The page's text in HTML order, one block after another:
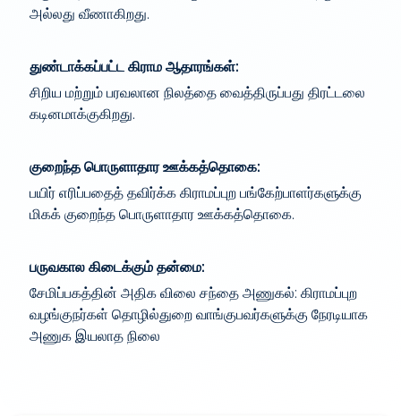
அல்லது வீணாகிறது.
துண்டாக்கப்பட்ட கிராம ஆதாரங்கள்:
சிறிய மற்றும் பரவலான நிலத்தை வைத்திருப்பது திரட்டலை
கடினமாக்குகிறது.
குறைந்த பொருளாதார ஊக்கத்தொகை:
பயிர் எரிப்பதைத் தவிர்க்க கிராமப்புற பங்கேற்பாளர்களுக்கு
மிகக் குறைந்த பொருளாதார ஊக்கத்தொகை.
பருவகால கிடைக்கும் தன்மை:
சேமிப்பகத்தின் அதிக விலை சந்தை அணுகல்: கிராமப்புற
வழங்குநர்கள் தொழில்துறை வாங்குபவர்களுக்கு நேரடியாக
அணுக இயலாத நிலை